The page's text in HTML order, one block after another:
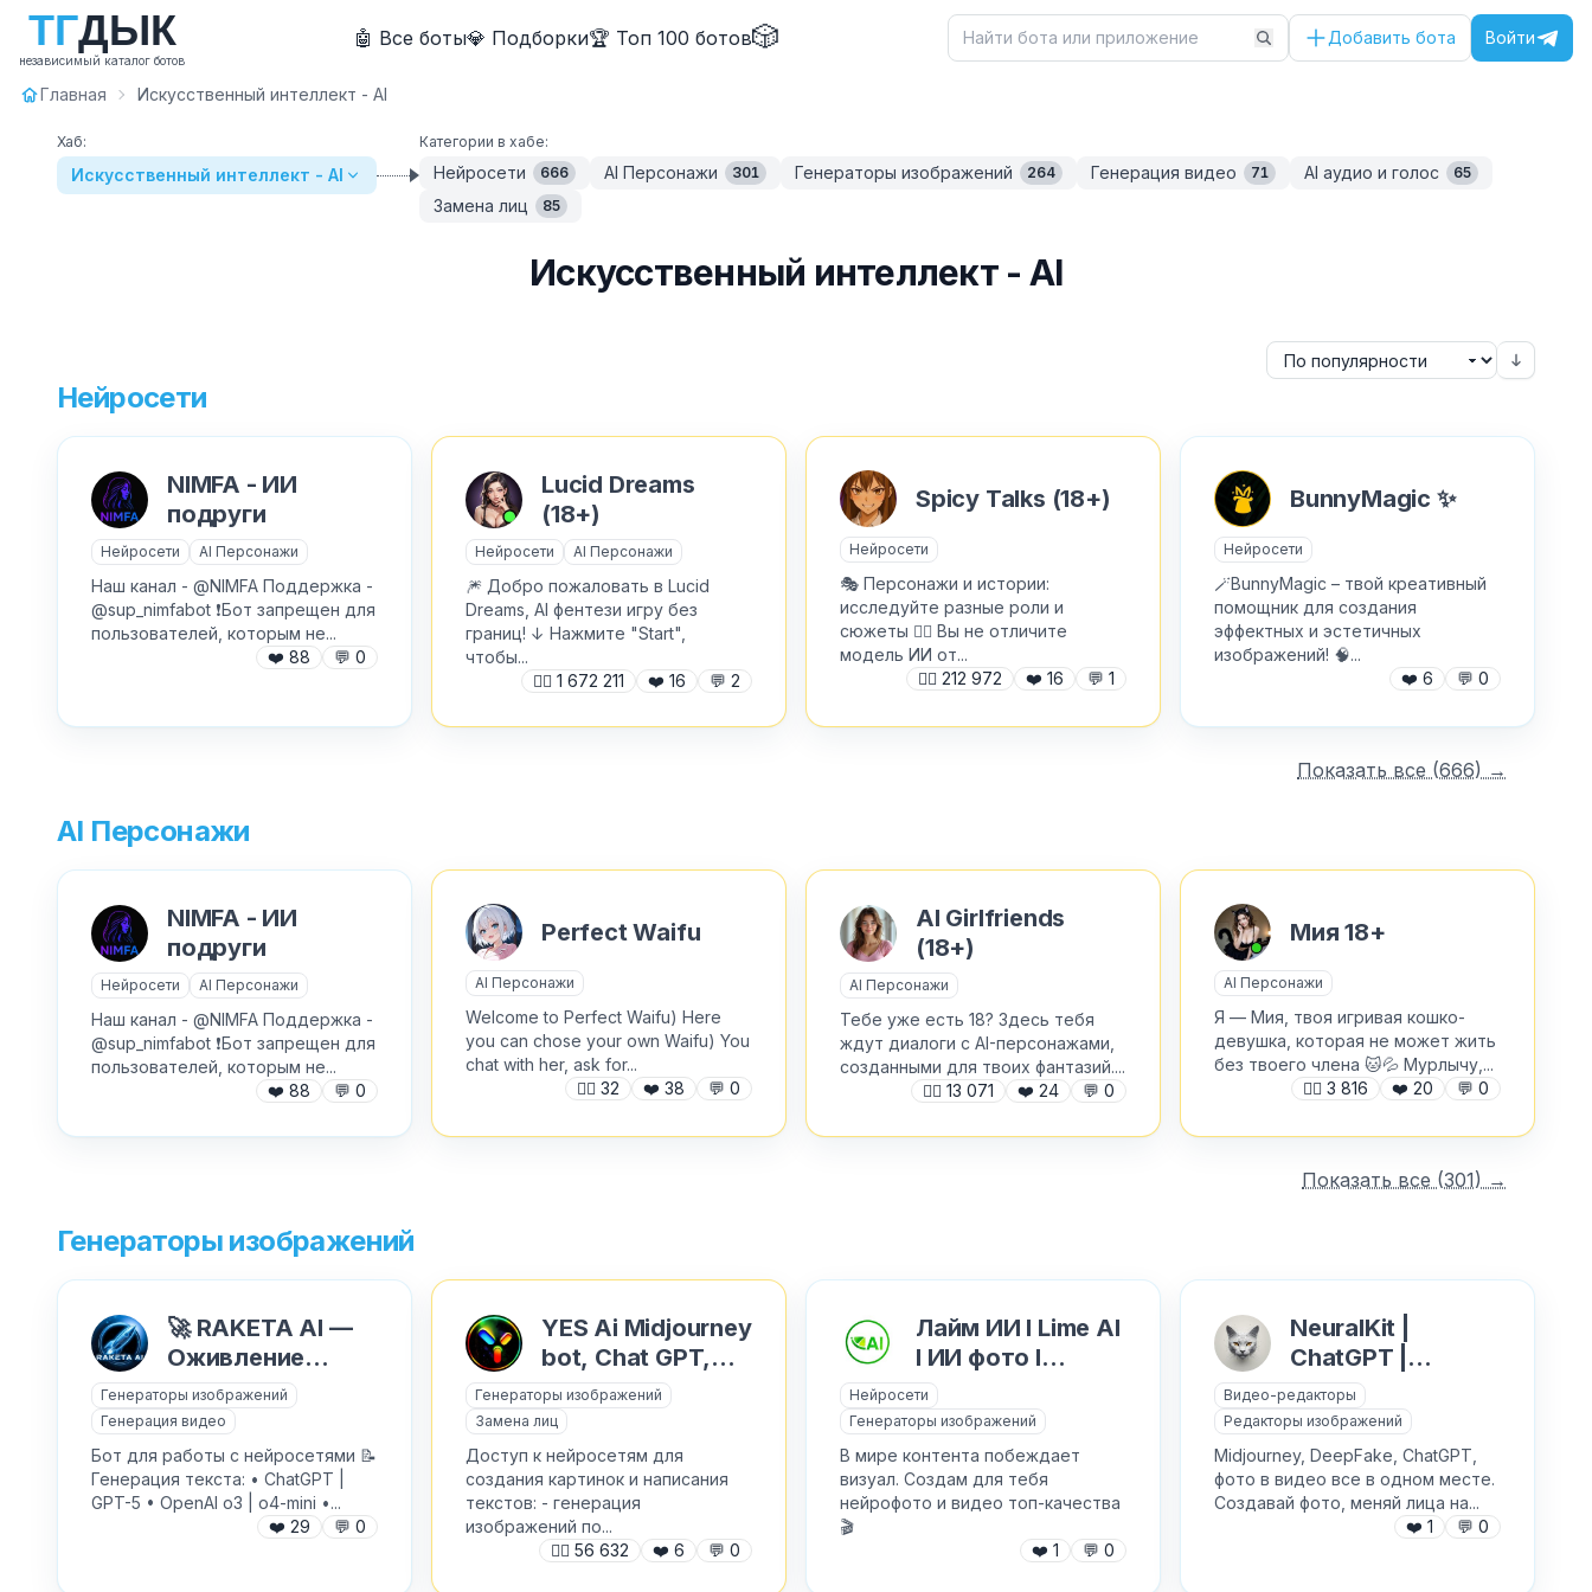
ТГДЫК
независимый каталог ботов
🤖 Все боты💎 Подборки🏆 Топ 100 ботов🎲 Добавить бота Войти
✕
Как добавить бота?
Главная Искусственный интеллект - AI
Хаб:
Искусственный интеллект - AI
Категории в хабе:
Нейросети 666 AI Персонажи 301 Генераторы изображений 264 Генерация видео 71 AI аудио и голос 65
Замена лиц 85
Искусственный интеллект - AI
Нейросети
NIMFA - ИИ
подруги
Нейросети AI Персонажи
Наш канал - @NIMFA Поддержка -
@sup_nimfabot ❗️Бот запрещен для
пользователей, которым не...
❤️ 88 💬 0
Lucid Dreams
(18+)
Нейросети AI Персонажи
🎆 Добро пожаловать в Lucid
Dreams, AI фентези игру без
границ! ↓ Нажмите "Start",
чтобы...
🙍‍♂️ 1 672 211 ❤️ 16 💬 2
Spicy Talks (18+)
Нейросети
🎭 Персонажи и истории:
исследуйте разные роли и
сюжеты ❤️‍🔥 Вы не отличите
модель ИИ от...
🙍‍♂️ 212 972 ❤️ 16 💬 1
BunnyMagic ✨
Нейросети
🪄ВunnyMagic – твой креативный
помощник для создания
эффектных и эстетичных
изображений! 🧠...
❤️ 6 💬 0
Показать все (666) →
AI Персонажи
NIMFA - ИИ
подруги
Нейросети AI Персонажи
Наш канал - @NIMFA Поддержка -
@sup_nimfabot ❗️Бот запрещен для
пользователей, которым не...
❤️ 88 💬 0
Perfect Waifu
AI Персонажи
Welcome to Perfect Waifu) Here
you can chose your own Waifu) You
chat with her, ask for...
🙍‍♂️ 32 ❤️ 38 💬 0
AI Girlfriends
(18+)
AI Персонажи
Тебе уже есть 18? Здесь тебя
ждут диалоги с AI-персонажами,
созданными для твоих фантазий....
🙍‍♂️ 13 071 ❤️ 24 💬 0
Мия 18+
AI Персонажи
Я — Мия, твоя игривая кошко-
девушка, которая не может жить
без твоего члена 🐱💦 Мурлычу,...
🙍‍♂️ 3 816 ❤️ 20 💬 0
Показать все (301) →
Генераторы изображений
🚀 RAKETA AI —
Оживление
фото, Nano
Banana и видео
Sora
Генераторы изображений
Генерация видео
Бот для работы с нейросетями 📝
Генерация текста: • ChatGPT |
GPT-5 • OpenAI o3 | o4-mini •...
❤️ 29 💬 0
YES Ai Midjourney
bot, Chat GPT,
Veo 3, Sora
Images
Генераторы изображений
Замена лиц
Доступ к нейросетям для
создания картинок и написания
текстов: - генерация
изображений по...
🙍‍♂️ 56 632 ❤️ 6 💬 0
Лайм ИИ I Lime AI
I ИИ фото I
Нейрофото 📸
Нейросети
Генераторы изображений
В мире контента побеждает
визуал. Создам для тебя
нейрофото и видео топ-качества
🎬
❤️ 1 💬 0
NeuralKit |
ChatGPT |
Midjourney |
DeepFake
Видео-редакторы
Редакторы изображений
Midjourney, DeepFake, ChatGPT,
фото в видео все в одном месте.
Создавай фото, меняй лица на...
❤️ 1 💬 0